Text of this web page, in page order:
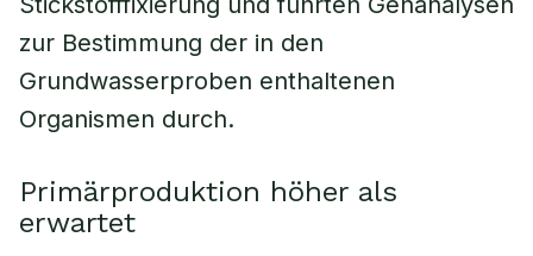
zur Bestimmung der in den
Grundwasserproben enthaltenen
Organismen durch.
Primärproduktion höher als
erwartet